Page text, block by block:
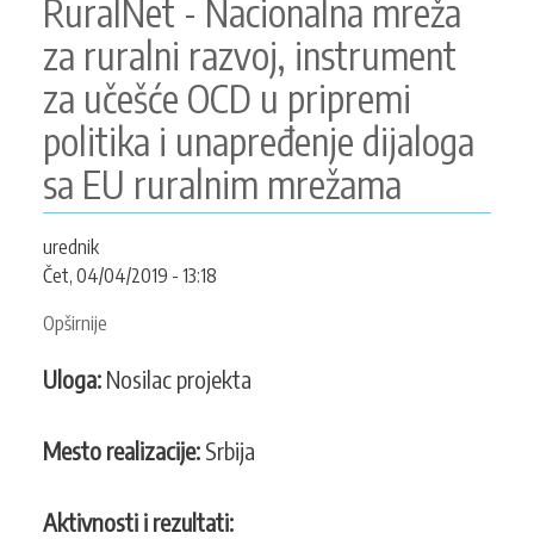
KONTAKT
SEARCH
FORM
PRETRAGA
RuralNet - Nacionalna mreža
za ruralni razvoj, instrument
za učešće OCD u pripremi
politika i unapređenje dijaloga
sa EU ruralnim mrežama
urednik
Čet, 04/04/2019 - 13:18
Opširnije
-
mreža
za
razvoj,
Uloga: Nosilac projekta
Mesto realizacije: Srbija
Aktivnosti i rezultati: